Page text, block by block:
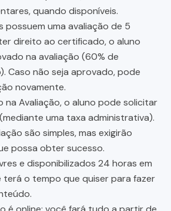
quando disponíveis.
possuem uma avaliação de 5
direito ao certificado, o aluno
na avaliação (60% de
Caso não seja aprovado, pode
novamente.
na Avaliação, o aluno pode solicitar
uma taxa administrativa).
são simples, mas exigirão
possa obter sucesso.
e disponibilizados 24 horas em
terá o tempo que quiser para fazer